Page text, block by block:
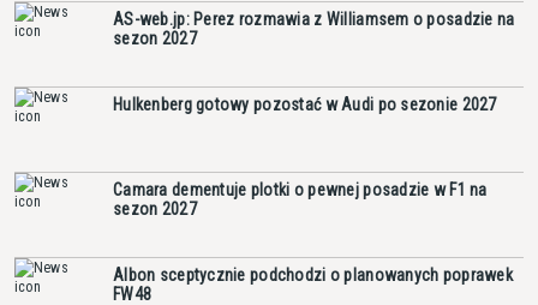
AS-web.jp: Perez rozmawia z Williamsem o posadzie na
sezon 2027
Hulkenberg gotowy pozostać w Audi po sezonie 2027
Camara dementuje plotki o pewnej posadzie w F1 na
sezon 2027
Albon sceptycznie podchodzi o planowanych poprawek
FW48